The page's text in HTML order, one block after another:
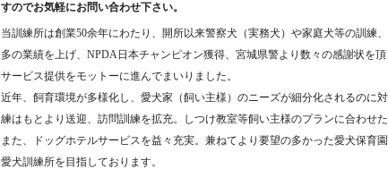
すのでお気軽にお問い合わせ下さい。
当訓練所は創業50余年にわたり、開所以来警察犬（実務犬）や家庭犬等の訓練
多の業績を上げ、NPDA日本チャンピオン獲得、宮城県警より数々の感謝状を
サービス提供をモットーに進んでまいりました。
近年、飼育環境が多様化し、愛犬家（飼い主様）のニーズが細分化されるのに
練はもとより送迎、訪問訓練を拡充。しつけ教室等飼い主様のプランに合わせ
また、ドッグホテルサービスを益々充実。兼ねてより要望の多かった愛犬保育
愛犬訓練所を目指しております。